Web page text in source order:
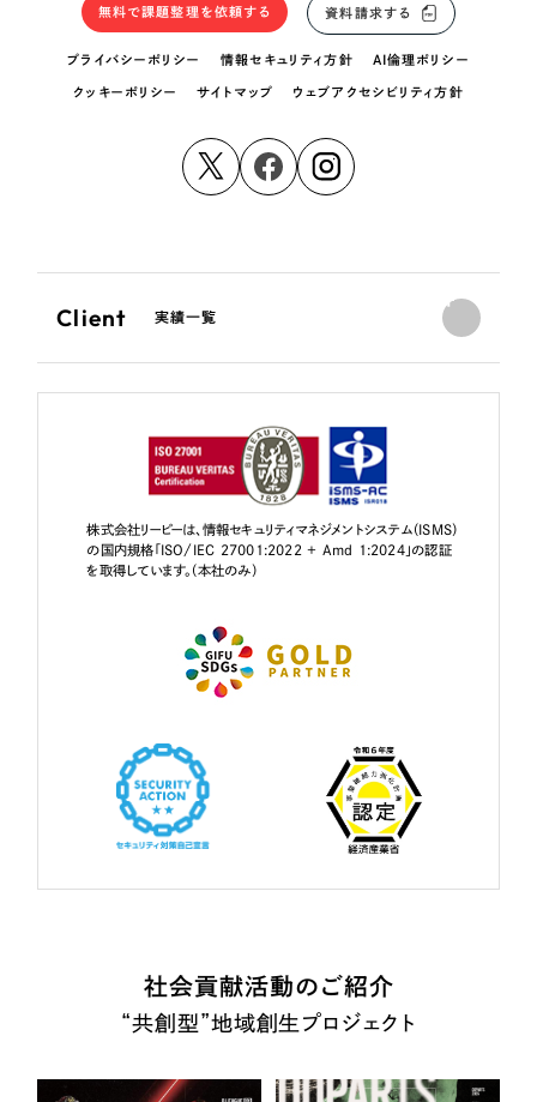
無料で課題整理を依頼する 資料請求する
プライバシーポリシー 情報セキュリティ方針 AI倫理ポリシー
クッキーポリシー サイトマップ ウェブアクセシビリティ方針
Client 実績一覧
株式会社リーピーは、情報セキュリティマネジメントシステム（ISMS）
の国内規格「ISO/IEC 27001:2022 + Amd 1:2024」の認証
を取得しています。（本社のみ）
社会貢献活動のご紹介
“共創型”地域創生プロジェクト